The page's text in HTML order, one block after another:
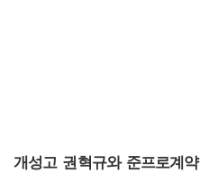
개성고 권혁규와 준프로계약